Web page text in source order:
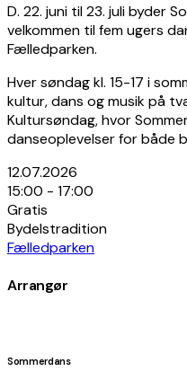
D. 22. juni til 23. juli byder
velkommen til fem ugers
Fælledparken.
Hver søndag kl. 15-17 i
kultur, dans og musik på
Kultursøndag, hvor
danseoplevelser for både
12.07.2026
15:00 - 17:00
Gratis
Bydelstradition
Fælledparken
Arrangør
Sommerdans